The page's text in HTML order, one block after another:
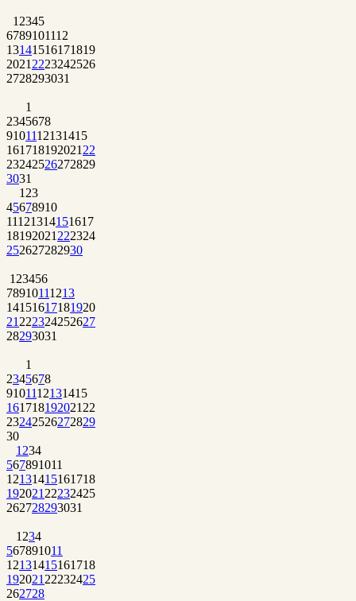
1 2345
6789101112
13141516171819
2021 2223242526
2728293031
1
2345678
9101112131415
161718192021 22
23242526272829
3031
1 23
45678910
11121314151617
18192021 222324
252627282930
1 23456
78910111213
14151617181920
21 222324252627
28293031
1
2345678
9101112131415
161718192021 22
23242526272829
30
1 234
567891011
12131415161718
192021 22232425
262728293031
1 234
567891011
12131415161718
192021 22232425
262728